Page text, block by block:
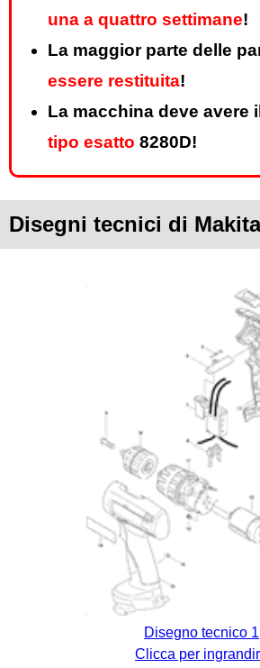
una a quattro settimane!
La maggior parte delle
essere restituita!
La macchina deve avere il
tipo esatto 8280D!
Disegni tecnici di
Disegno tecnico 1
Clicca per